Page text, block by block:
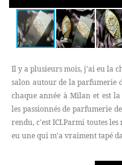
Il y a plusieurs mois, j'ai eu la
salon autour de la parfumerie
chaque année à Milan et est
les passionnés de parfumerie
rendu, c'est ICI.Parmi toutes
eu une qui m'a vraiment tapé